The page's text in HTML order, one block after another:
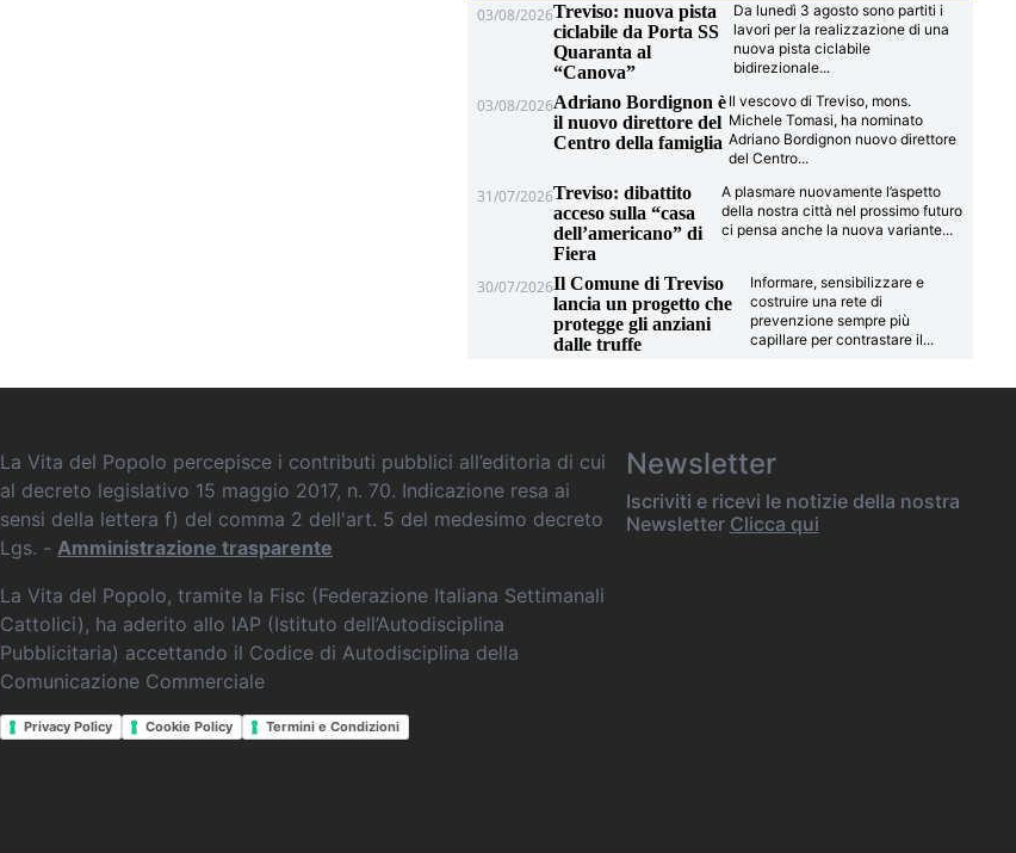
03/08/2026Treviso: nuova pista
ciclabile da Porta SS
Quaranta al
“Canova”
Da lunedì 3 agosto sono partiti i
lavori per la realizzazione di una
nuova pista ciclabile
bidirezionale...
03/08/2026Adriano Bordignon è
il nuovo direttore del
Centro della famiglia
Il vescovo di Treviso, mons.
Michele Tomasi, ha nominato
Adriano Bordignon nuovo direttore
del Centro...
31/07/2026Treviso: dibattito
acceso sulla “casa
dell’americano” di
Fiera
A plasmare nuovamente l’aspetto
della nostra città nel prossimo futuro
ci pensa anche la nuova variante...
30/07/2026Il Comune di Treviso
lancia un progetto che
protegge gli anziani
dalle truffe
Informare, sensibilizzare e
costruire una rete di
prevenzione sempre più
capillare per contrastare il...
La Vita del Popolo percepisce i contributi pubblici all’editoria di cui
al decreto legislativo 15 maggio 2017, n. 70. Indicazione resa ai
sensi della lettera f) del comma 2 dell'art. 5 del medesimo decreto
Lgs. -Amministrazione trasparente
La Vita del Popolo, tramite la Fisc (Federazione Italiana Settimanali
Cattolici), ha aderito allo IAP (Istituto dell’Autodisciplina
Pubblicitaria) accettando il Codice di Autodisciplina della
Comunicazione Commerciale
Privacy Policy Cookie Policy Termini e Condizioni
Newsletter
Iscriviti e ricevi le notizie della nostra
Newsletter Clicca qui